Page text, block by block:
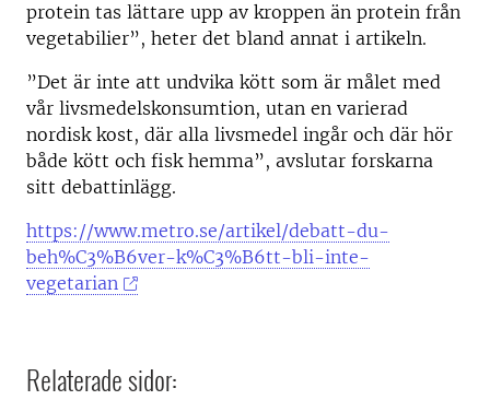
protein tas lättare upp av kroppen än protein från
vegetabilier”, heter det bland annat i artikeln.
”Det är inte att undvika kött som är målet med
vår livsmedelskonsumtion, utan en varierad
nordisk kost, där alla livsmedel ingår och där hör
både kött och fisk hemma”, avslutar forskarna
sitt debattinlägg.
https://www.metro.se/artikel/debatt-du-
beh%C3%B6ver-k%C3%B6tt-bli-inte-
vegetarian
Relaterade sidor: